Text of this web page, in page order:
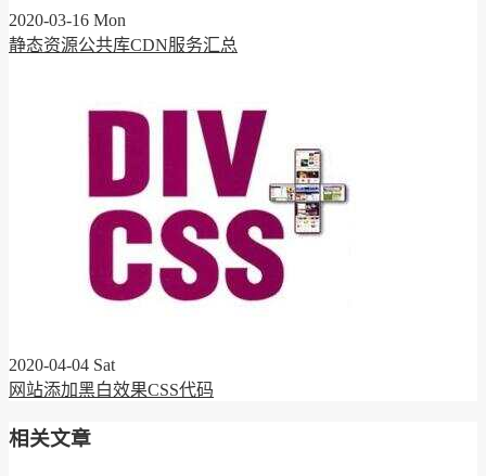
2020-03-16 Mon
静态资源公共库CDN服务汇总
2020-04-04 Sat
网站添加黑白效果CSS代码
相关文章